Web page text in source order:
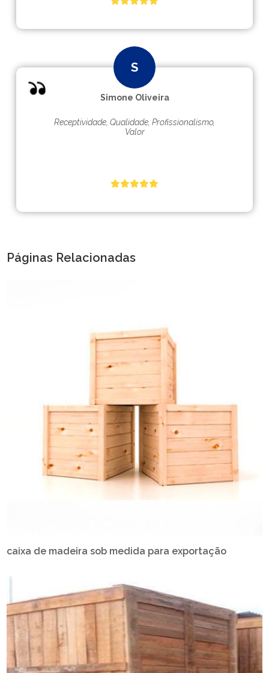
Simone Oliveira
Receptividade, Qualidade, Profissionalismo,
Valor
Páginas Relacionadas
caixa de madeira sob medida para exportação